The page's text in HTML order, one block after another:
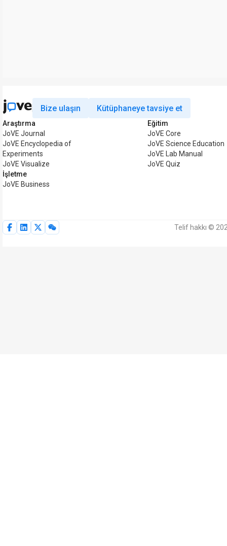
Bize ulaşın Kütüphaneye tavsiye et
Araştırma
JoVE Journal
JoVE Encyclopedia of
Experiments
JoVE Visualize
İşletme
JoVE Business
Eğitim
JoVE Core
JoVE Science Education
JoVE Lab Manual
JoVE Quiz
Telif hakkı ©